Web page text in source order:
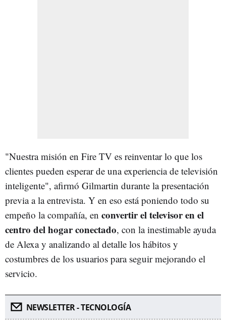
"Nuestra misión en Fire TV es reinventar lo que los
clientes pueden esperar de una experiencia de televisión
inteligente", afirmó Gilmartin durante la presentación
previa a la entrevista. Y en eso está poniendo todo su
empeño la compañía, en convertir el televisor en el
centro del hogar conectado, con la inestimable ayuda
de Alexa y analizando al detalle los hábitos y
costumbres de los usuarios para seguir mejorando el
servicio.
NEWSLETTER - TECNOLOGÍA